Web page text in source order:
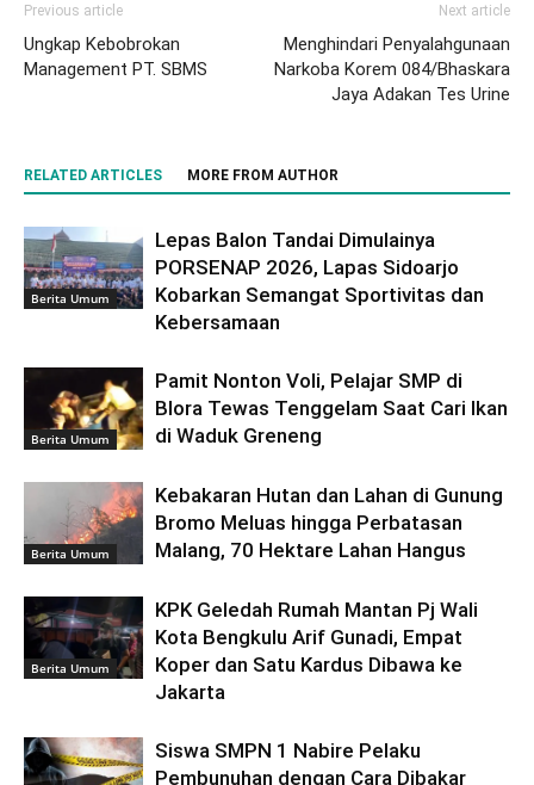
Previous article
Ungkap Kebobrokan
Management PT. SBMS
Next article
Menghindari Penyalahgunaan
Narkoba Korem 084/Bhaskara
Jaya Adakan Tes Urine
RELATED ARTICLES MORE FROM AUTHOR
Berita Umum
Lepas Balon Tandai Dimulainya
PORSENAP 2026, Lapas Sidoarjo
Kobarkan Semangat Sportivitas dan
Kebersamaan
Berita Umum
Pamit Nonton Voli, Pelajar SMP di
Blora Tewas Tenggelam Saat Cari Ikan
di Waduk Greneng
Berita Umum
Kebakaran Hutan dan Lahan di Gunung
Bromo Meluas hingga Perbatasan
Malang, 70 Hektare Lahan Hangus
Berita Umum
KPK Geledah Rumah Mantan Pj Wali
Kota Bengkulu Arif Gunadi, Empat
Koper dan Satu Kardus Dibawa ke
Jakarta
Siswa SMPN 1 Nabire Pelaku
Pembunuhan dengan Cara Dibakar